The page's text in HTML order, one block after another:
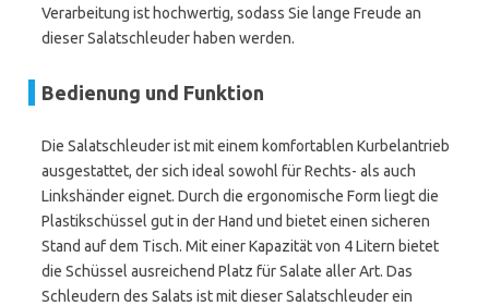
Verarbeitung ist hochwertig, sodass Sie lange Freude an
dieser Salatschleuder haben werden.
Bedienung und Funktion
Die Salatschleuder ist mit einem komfortablen Kurbelantrieb
ausgestattet, der sich ideal sowohl für Rechts- als auch
Linkshänder eignet. Durch die ergonomische Form liegt die
Plastikschüssel gut in der Hand und bietet einen sicheren
Stand auf dem Tisch. Mit einer Kapazität von 4 Litern bietet
die Schüssel ausreichend Platz für Salate aller Art. Das
Schleudern des Salats ist mit dieser Salatschleuder ein